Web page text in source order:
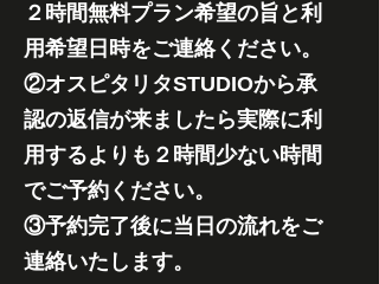
２時間無料プラン希望の旨と利
用希望日時をご連絡ください。
②オスピタリタSTUDIOから承
認の返信が来ましたら実際に利
用するよりも２時間少ない時間
でご予約ください。
③予約完了後に当日の流れをご
連絡いたします。